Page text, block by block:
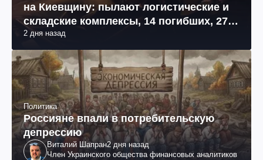
на Киевщину: пылают логистические и
складские комплексы, 14 погибших, 27
раненых (фото, видео)
2 дня назад
Политика
Россияне впали в потребительскую
депрессию
Виталий Шапран2 дня назад
Член Украинского общества финансовых аналитиков